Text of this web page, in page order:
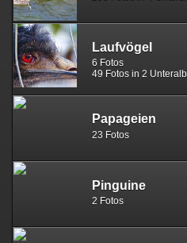
Laufvögel
6 Fotos
49 Fotos in 2
Papageien
23 Fotos
Pinguine
2 Fotos